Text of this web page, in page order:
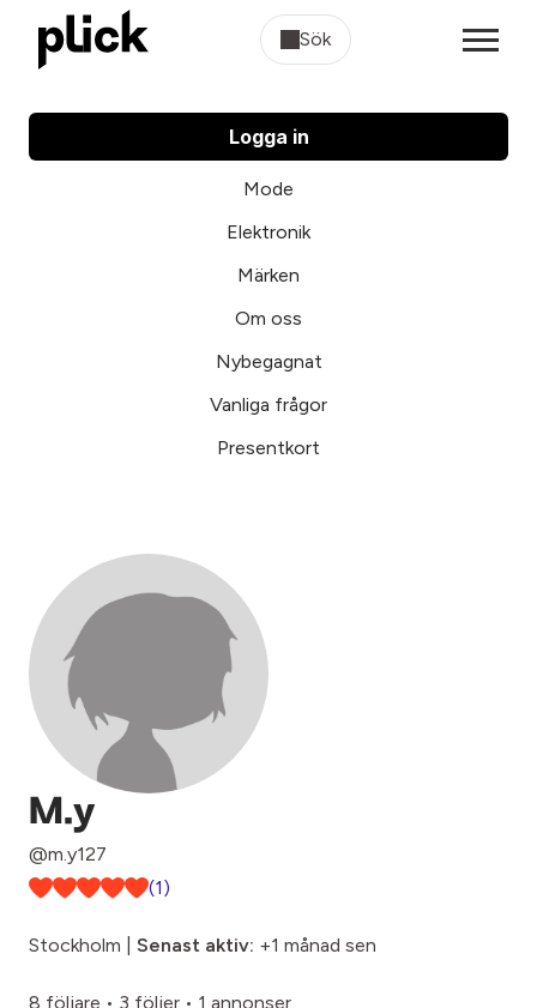
Sök
Logga in
Mode
Elektronik
Märken
Om oss
Nybegagnat
Vanliga frågor
Presentkort
M.y
@m.y127
(1)
Stockholm | Senast aktiv: +1 månad sen
8 följare • 3 följer • 1 annonser